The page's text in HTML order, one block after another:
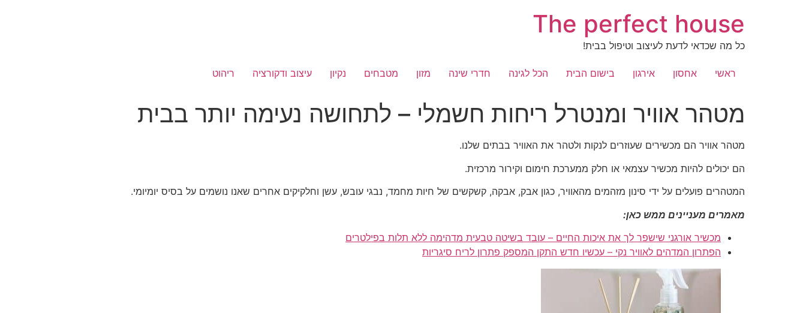
The perfect house
כל מה שכדאי לדעת לעיצוב וטיפול בבית!
ראשי אחסון אירגון בישום הבית הכל לגינה חדרי שינה מזון מטבחים נקיון עיצוב ודקורציה ריהוט
מטהר אוויר ומנטרל ריחות חשמלי – לתחושה נעימה יותר בבית
מטהר אוויר הם מכשירים שעוזרים לנקות ולטהר את האוויר בבתים שלנו.
הם יכולים להיות מכשיר עצמאי או חלק ממערכת חימום וקירור מרכזית.
המטהרים פועלים על ידי סינון מזהמים מהאוויר, כגון אבק, אבקה, קשקשים של חיות מחמד, נבגי עובש, עשן וחלקיקים אחרים שאנו נושמים על בסיס יומיומי.
מאמרים מעניינים ממש כאן:
מכשיר אורגני שישפר לך את איכות החיים – עובד בשיטה טבעית מדהימה ללא תלות בפילטרים
הפתרון המדהים לאוויר נקי – עכשיו חדש התקן המספק פתרון לריח סיגריות